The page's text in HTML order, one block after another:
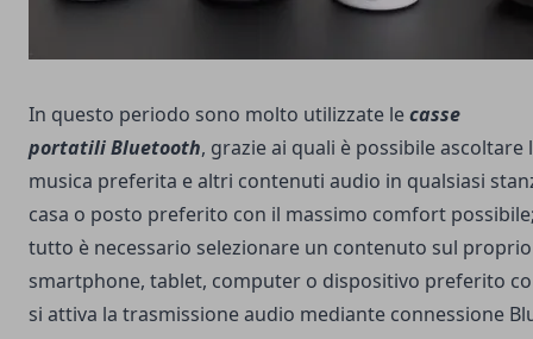
In questo periodo sono molto utilizzate lecasse
portatiliBluetooth, grazie ai quali è possibile ascoltare
musica preferita e altri contenuti audio in qualsiasi
casa o posto preferito con il massimo comfort
tutto è necessario selezionare un contenuto sul proprio
smartphone, tablet, computer o dispositivo preferito
si attiva la trasmissione audio mediante connessione